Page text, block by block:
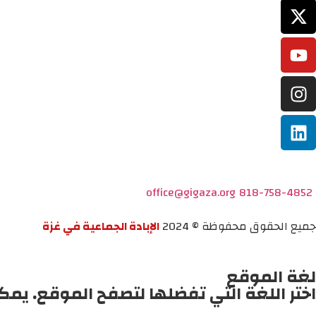
818-758-4852
office@gigaza.org
جميع الحقوق محفوظة © 2024
الإبادة الجماعية في غزة
لغة الموقع
اختر اللغة التي تفضلها لتصفح الموقع.